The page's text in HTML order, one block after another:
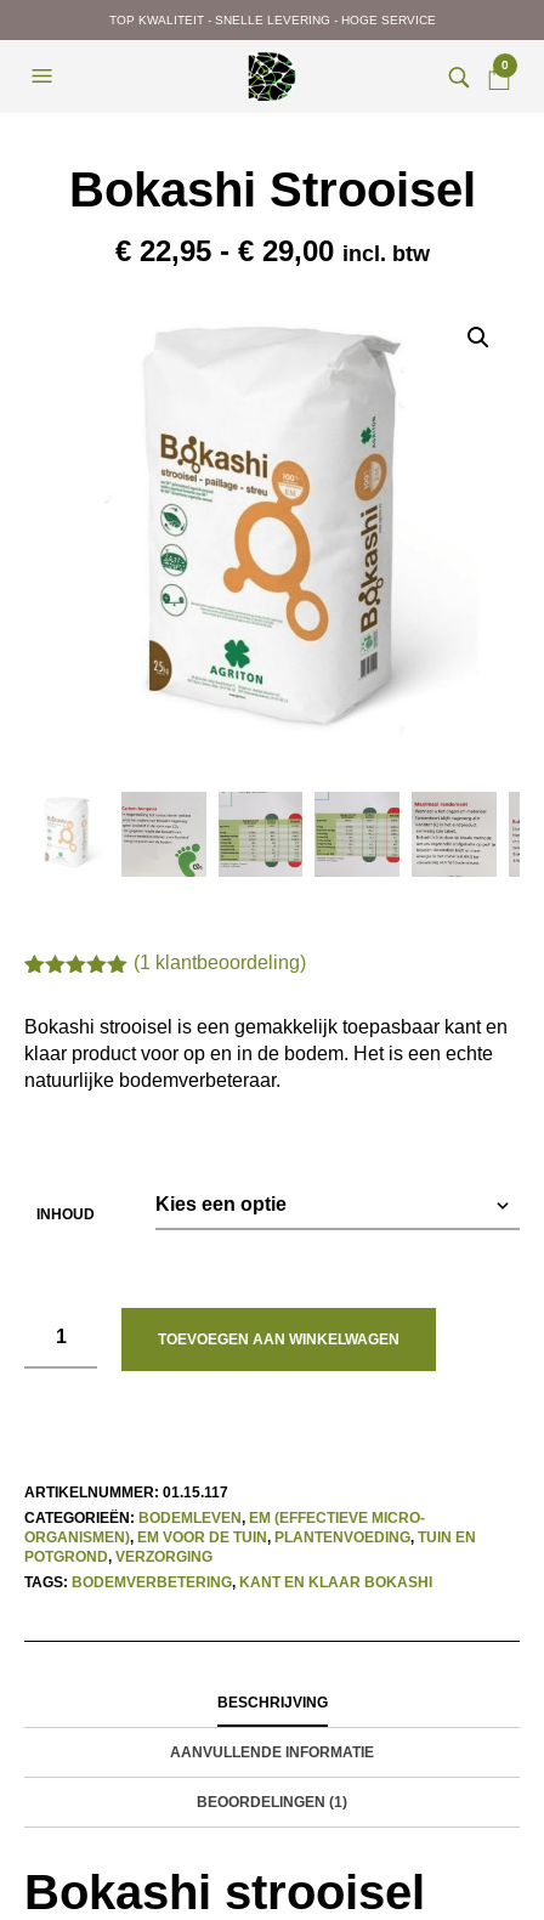
TOP KWALITEIT - SNELLE LEVERING - HOGE SERVICE
0
Bokashi Strooisel
€22,95 - €29,00Prijsklasse:
€ 29,00
incl. btw
gebaseerd
op
klantbeoordel
ing
(1 klantbeoordeling)
Bokashi strooisel is een gemakkelijk toepasbaar kant en
klaar product voor op en in de bodem. Het is een echte
natuurlijke bodemverbeteraar.
INHOUD
TOEVOEGEN AAN WINKELWAGEN
ARTIKELNUMMER: 01.15.117
CATEGORIEËN: BODEMLEVEN, EM (EFFECTIEVE MICRO-
ORGANISMEN), EM VOOR DE TUIN, PLANTENVOEDING, TUIN EN
POTGROND, VERZORGING
TAGS: BODEMVERBETERING, KANT EN KLAAR BOKASHI
BESCHRIJVING
AANVULLENDE INFORMATIE
BEOORDELINGEN (1)
Bokashi strooisel